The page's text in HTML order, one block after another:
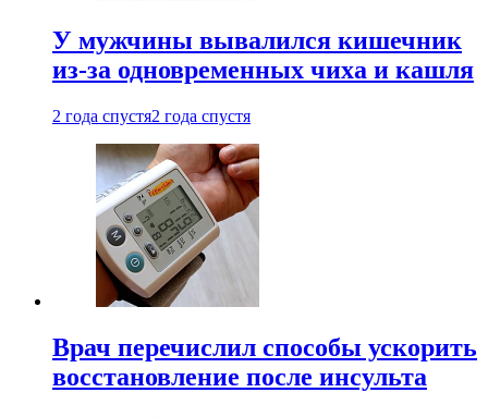
У мужчины вывалился кишечник
из-за одновременных чиха и кашля
2 года спустя2 года спустя
Врач перечислил способы ускорить
восстановление после инсульта